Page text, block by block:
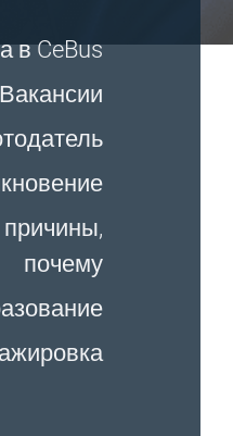
в CeBus
Вакансии
почему